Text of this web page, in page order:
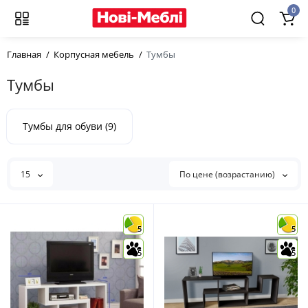
0
Главная Корпусная мебель Тумбы
Тумбы
Тумбы для обуви (9)
15 По цене (возрастанию)
5
5
5
5